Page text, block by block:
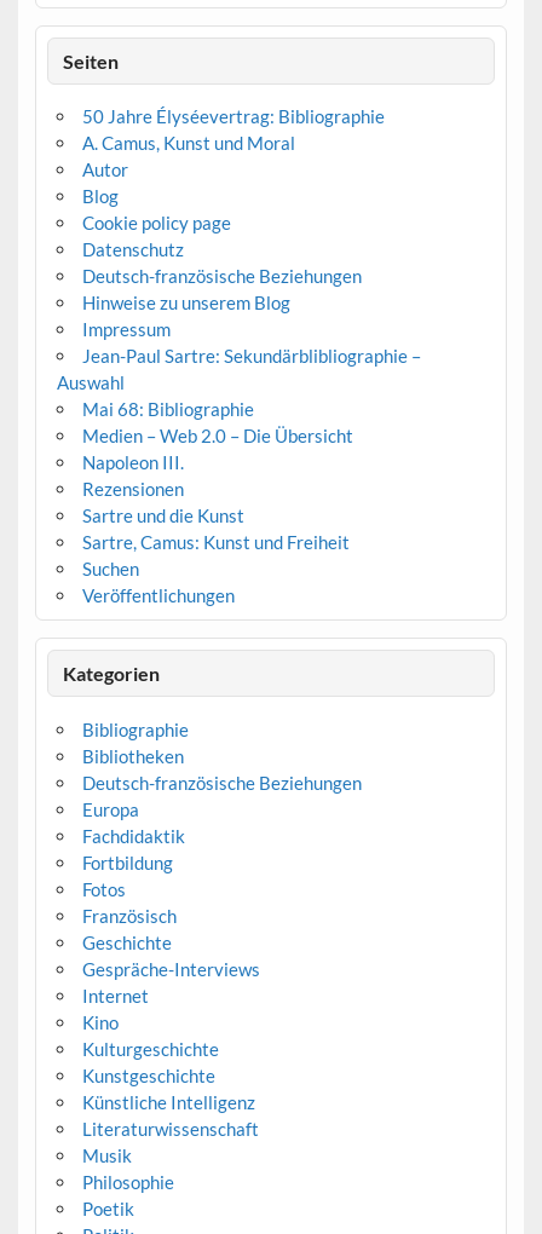
Seiten
50 Jahre Élyséevertrag: Bibliographie
A. Camus, Kunst und Moral
Autor
Blog
Cookie policy page
Datenschutz
Deutsch-französische Beziehungen
Hinweise zu unserem Blog
Impressum
Jean-Paul Sartre: Sekundärblibliographie –
Auswahl
Mai 68: Bibliographie
Medien – Web 2.0 – Die Übersicht
Napoleon III.
Rezensionen
Sartre und die Kunst
Sartre, Camus: Kunst und Freiheit
Suchen
Veröffentlichungen
Kategorien
Bibliographie
Bibliotheken
Deutsch-französische Beziehungen
Europa
Fachdidaktik
Fortbildung
Fotos
Französisch
Geschichte
Gespräche-Interviews
Internet
Kino
Kulturgeschichte
Kunstgeschichte
Künstliche Intelligenz
Literaturwissenschaft
Musik
Philosophie
Poetik